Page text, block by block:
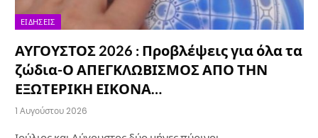
ΕΙΔΉΣΕΙΣ
ΑΥΓΟΥΣΤΟΣ 2026 : Προβλέψεις για όλα τα
ζώδια-Ο ΑΠΕΓΚΛΩΒΙΣΜΟΣ ΑΠΟ ΤΗΝ
ΕΞΩΤΕΡΙΚΗ ΕΙΚΟΝΑ…
1 Αυγούστου 2026